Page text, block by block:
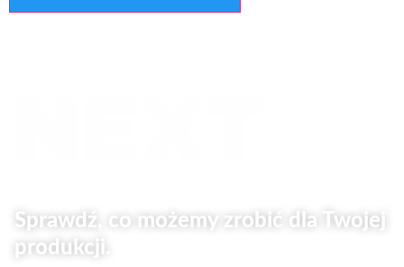
Sprawdź, co możemy zrobić dla Twojej
produkcji.